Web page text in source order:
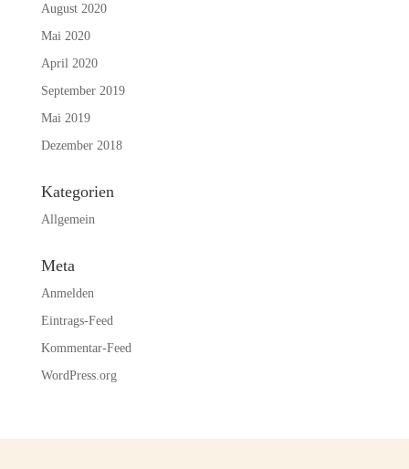
August 2020
Mai 2020
April 2020
September 2019
Mai 2019
Dezember 2018
Kategorien
Allgemein
Meta
Anmelden
Eintrags-Feed
Kommentar-Feed
WordPress.org